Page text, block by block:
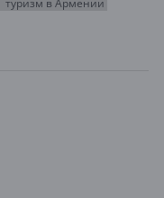
туризм в Армении